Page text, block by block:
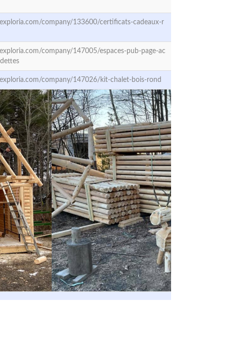
company/133600/certificats-cadeaux-r
company/147005/espaces-pub-page-ac
company/147026/kit-chalet-bois-rond